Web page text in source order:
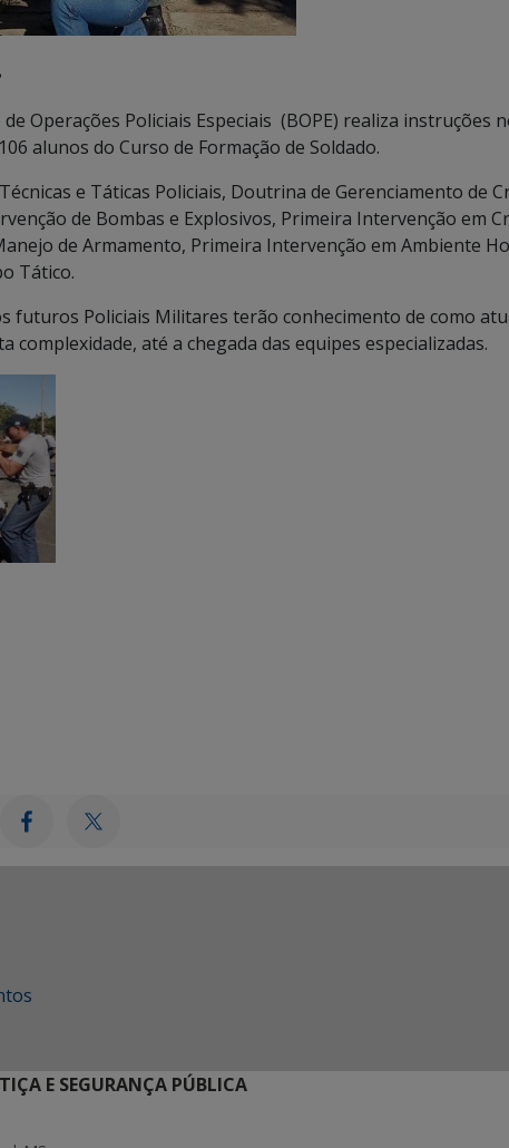
Operações Policiais Especiais (BOPE) realiza instruções
alunos do Curso de Formação de Soldado.
e Táticas Policiais, Doutrina de Gerenciamento de
de Bombas e Explosivos, Primeira Intervenção em
de Armamento, Primeira Intervenção em Ambiente
Tático.
futuros Policiais Militares terão conhecimento de como
complexidade, até a chegada das equipes especializadas.
E SEGURANÇA PÚBLICA